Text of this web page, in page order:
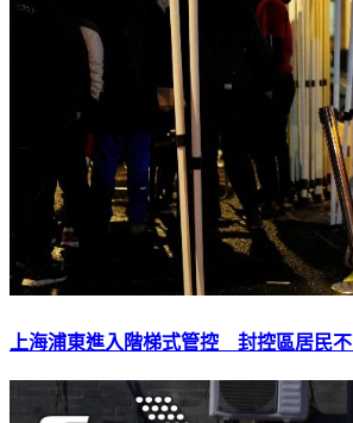
上海浦東進入階梯式管控 封控區居民